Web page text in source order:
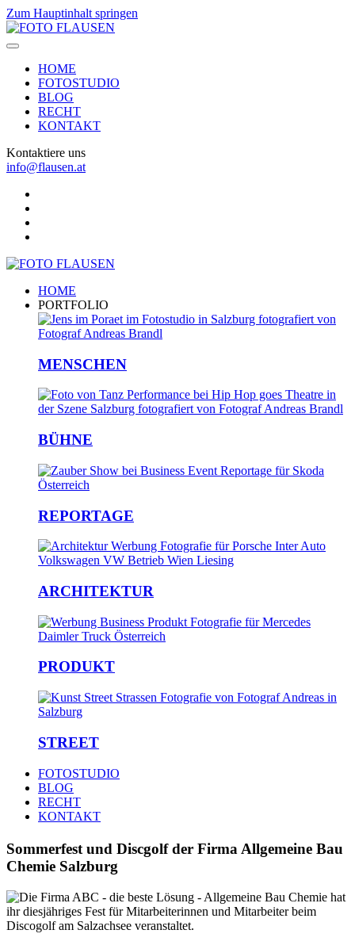
Zum Hauptinhalt springen
HOME
FOTOSTUDIO
BLOG
RECHT
KONTAKT
Kontaktiere uns
info@flausen.at
HOME
PORTFOLIO
MENSCHEN
BÜHNE
REPORTAGE
ARCHITEKTUR
PRODUKT
STREET
FOTOSTUDIO
BLOG
RECHT
KONTAKT
Sommerfest und Discgolf der Firma Allgemeine Bau
Chemie Salzburg